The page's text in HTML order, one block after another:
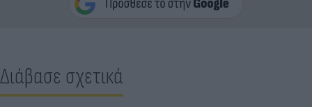
Διάβασε σχετικά